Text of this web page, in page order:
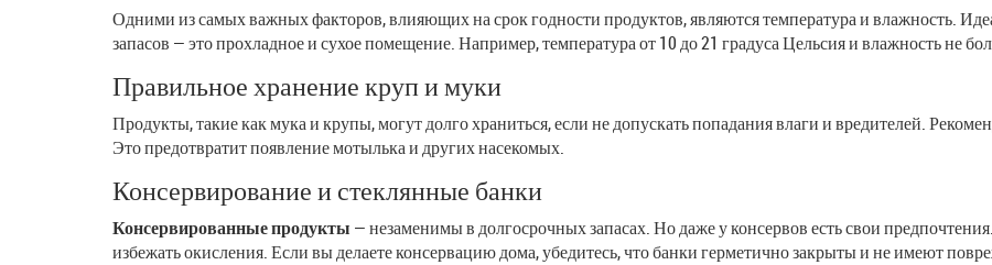
Одними из самых важных факторов, влияющих на срок годности продуктов, являются температура и влажность.
запасов — это прохладное и сухое помещение. Например, температура от 10 до 21 градуса Цельсия и влажность не
Правильное хранение круп и муки
Продукты, такие как мука и крупы, могут долго храниться, если не допускать попадания влаги и вредителей.
Это предотвратит появление мотылька и других насекомых.
Консервирование и стеклянные банки
Консервированные продукты — незаменимы в долгосрочных запасах. Но даже у консервов есть свои
избежать окисления. Если вы делаете консервацию дома, убедитесь, что банки герметично закрыты и не имеют